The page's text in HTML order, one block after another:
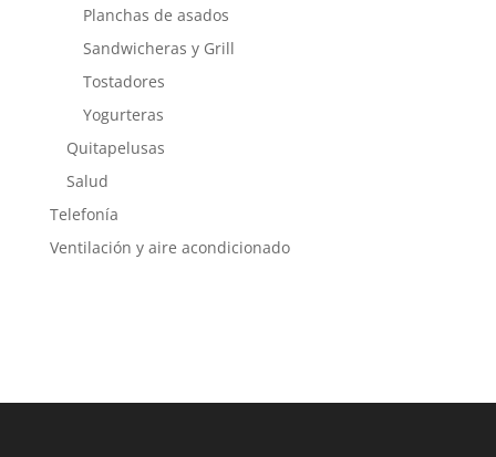
Planchas de asados
Sandwicheras y Grill
Tostadores
Yogurteras
Quitapelusas
Salud
Telefonía
Ventilación y aire acondicionado